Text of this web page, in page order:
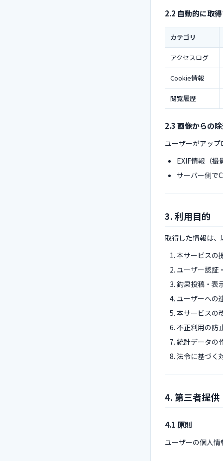
2.2 自動的に取
カテゴリ
アクセスログ
Cookie情報
閲覧履歴
2.3 画像からの
ユーザーがアッ
EXIF情報（撮
サーバー側で
3. 利用目的
取得した情報は
本サービスの
ユーザー認証
釣果投稿・表
ユーザーへの
本サービスの
不正利用の防
統計データの
法令に基づく
4. 第三者提供
4.1 原則
ユーザーの個人